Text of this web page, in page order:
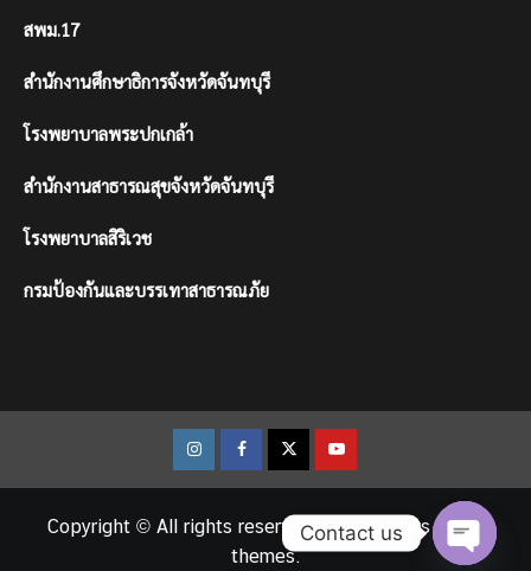
สพม.17
สำนักงานศึกษาธิการจังหวัดจันทบุรี
โรงพยาบาลพระปกเกล้า
สำนักงานสาธารณสุขจังหวัดจันทบุรี
โรงพยาบาลสิริเวช
กรมป้องกันและบรรเทาสาธารณภัย
InstagramFacebookTwitterYoutube
Copyright © All rights reserved.|CoverNewsby AF
themes.
Contact us